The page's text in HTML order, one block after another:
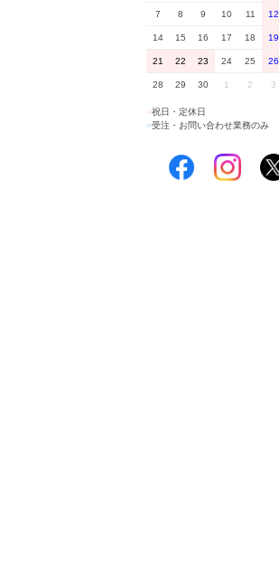
7 8 9 10 11 12
14 15 16 17 18 19
21 22 23 24 25 26
28 29 30 1 2 3
祝日・定休日
■受注・お問い合わせ業務のみ